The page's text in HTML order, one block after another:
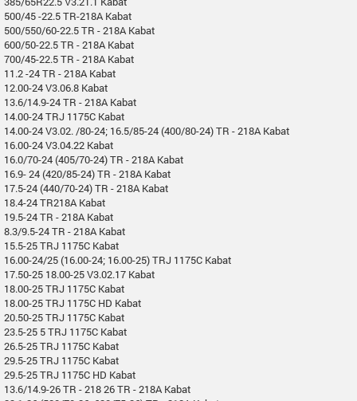
500/45 -22.5 TR-218A Kabat
500/550/60-22.5 TR - 218A Kabat
600/50-22.5 TR - 218A Kabat
700/45-22.5 TR - 218A Kabat
11.2 -24 TR - 218A Kabat
12.00-24 V3.06.8 Kabat
13.6/14.9-24 TR - 218A Kabat
14.00-24 TRJ 1175C Kabat
14.00-24 V3.02. /80-24; 16.5/85-24 (400/80-24) TR - 218A Kabat
16.00-24 V3.04.22 Kabat
16.0/70-24 (405/70-24) TR - 218A Kabat
16.9- 24 (420/85-24) TR - 218A Kabat
17.5-24 (440/70-24) TR - 218A Kabat
18.4-24 TR218A Kabat
19.5-24 TR - 218A Kabat
8.3/9.5-24 TR - 218A Kabat
15.5-25 TRJ 1175C Kabat
16.00-24/25 (16.00-24; 16.00-25) TRJ 1175C Kabat
17.50-25 18.00-25 V3.02.17 Kabat
18.00-25 TRJ 1175C Kabat
18.00-25 TRJ 1175C HD Kabat
20.50-25 TRJ 1175C Kabat
23.5-25 5 TRJ 1175C Kabat
26.5-25 TRJ 1175C Kabat
29.5-25 TRJ 1175C Kabat
29.5-25 TRJ 1175C HD Kabat
13.6/14.9-26 TR - 218 26 TR - 218A Kabat